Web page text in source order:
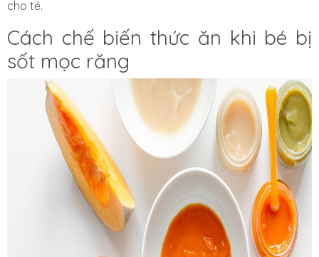
cho tẻ.
Cách chế biến thức ăn khi bé bị
sốt mọc răng